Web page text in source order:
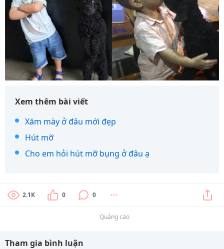
Xem thêm bài viết
Xăm mày ở đâu mới đẹp
Hút mỡ
Cho em hỏi hút mỡ bụng ở đâu ạ
2.1K 0 0
Quảng cáo
Tham gia bình luận